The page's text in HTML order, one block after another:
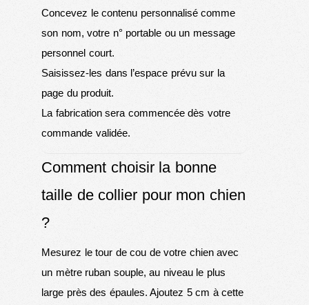
Concevez le contenu personnalisé comme
son nom, votre n° portable ou un message
personnel court.
Saisissez-les dans l’espace prévu sur la
page du produit.
La fabrication sera commencée dès votre
commande validée.
Comment choisir la bonne
taille de collier pour mon chien
?
Mesurez le tour de cou de votre chien avec
un mètre ruban souple, au niveau le plus
large près des épaules. Ajoutez 5 cm à cette